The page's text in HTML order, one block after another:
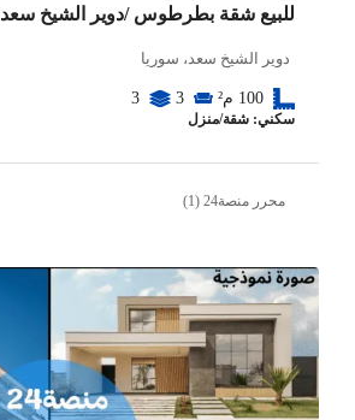
للبيع شقة بطرطوس /دوير الشيخ سعد
دوير الشيخ سعد، سوريا
100 م² 3
3
سكني: شقة/منزل
محرر منصة24 (1)